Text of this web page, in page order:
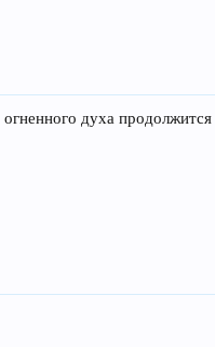
духа